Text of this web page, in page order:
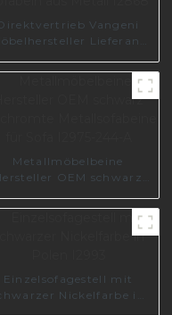
Vangeni
Lieferant
maßgeschneidertes
aus Metall I2868
Metallmöbelbeine
OEM schwarz
für Sofa
Einzelsofagestell mit
Nickelfarbe in